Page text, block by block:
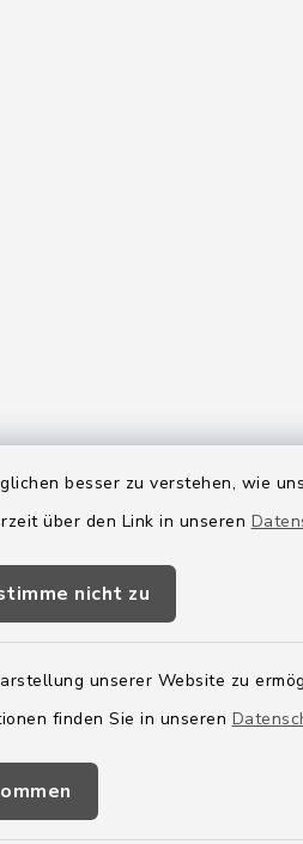
besser zu verstehen, wie
über den Link in unseren
nicht zu
unserer Website zu
finden Sie in unseren